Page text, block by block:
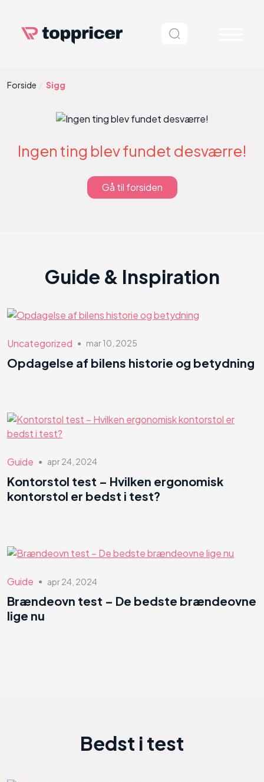
Forside Sigg
Ingen ting blev fundet desværre!
Gå til forsiden
Guide & Inspiration
Uncategorized ● mar 10, 2025
Opdagelse af bilens historie og betydning
Guide ● apr 24, 2024
Kontorstol test – Hvilken ergonomisk
kontorstol er bedst i test?
Guide ● apr 24, 2024
Brændeovn test – De bedste brændeovne
lige nu
Bedst i test